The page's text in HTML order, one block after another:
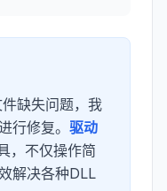
缺失问题，我
行修复。 驱动
，不仅操作简
解决各种DLL